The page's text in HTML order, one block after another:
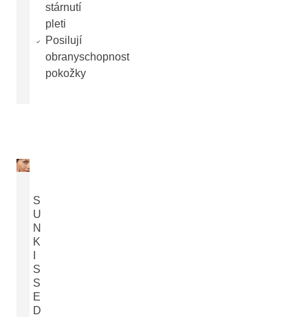
stárnutí
pleti
Posilují
obranyschopnost
pokožky
S
U
N
K
S
S
E
D